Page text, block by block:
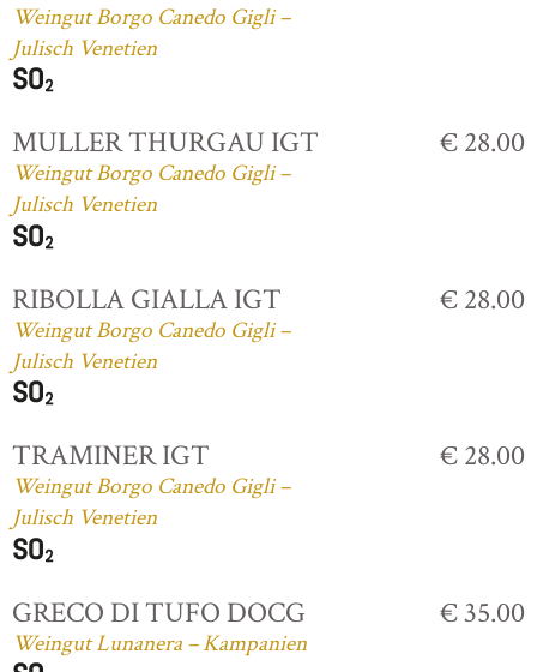
Weingut Borgo Canedo Gigli –
Julisch Venetien
MULLER THURGAU IGT
Weingut Borgo Canedo Gigli –
Julisch Venetien
€ 28.00
RIBOLLA GIALLA IGT
Weingut Borgo Canedo Gigli –
Julisch Venetien
€ 28.00
TRAMINER IGT
Weingut Borgo Canedo Gigli –
Julisch Venetien
€ 28.00
GRECO DI TUFO DOCG
Weingut Lunanera – Kampanien
€ 35.00